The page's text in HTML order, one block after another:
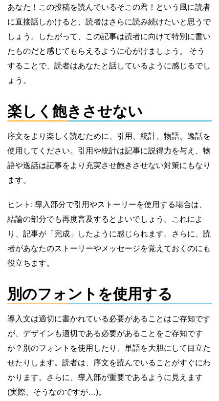
あなた！この投稿を読んでいるそこの君！という風に読者
に直接話しかけると、読者はさらに読み続けたいと思うで
しょう。したがって、この記事は読者に向けて特別に書い
たものだと感じてもらえるように心がけましょう。 そう
することで、読者はあなたと話しているように感じるでし
ょう。
楽しく飽きさせない
序文をより楽しく読むために、引用、統計、物語、逸話を
使用してください。引用や統計は記事に説得力を与え、物
語や逸話は記事をより充実させ飽きさせない対策にもなり
ます。
ヒント: 導入部分で引用やストーリーを使用する場合は、
結論の部分でも再度言及するとよいでしょう。これによ
り、記事が「完成」したように感じられます。さらに、読
者があなたのストーリーやメッセージを覚えておくのにも
役立ちます。
別のフォントを使用する
導入文は適切に書かれている必要があることはご存知です
が、デザインも適切である必要があることをご存知です
か？別のフォントを使用したり、単語を大胆にして目立た
せたりします。読者は、序文を読んでいることがすぐにわ
かります。さらに、導入部が重要であるように見えます
(実際、そうなのですが…)。